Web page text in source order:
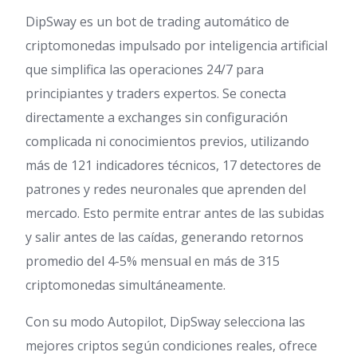
DipSway es un bot de trading automático de
criptomonedas impulsado por inteligencia artificial
que simplifica las operaciones 24/7 para
principiantes y traders expertos. Se conecta
directamente a exchanges sin configuración
complicada ni conocimientos previos, utilizando
más de 121 indicadores técnicos, 17 detectores de
patrones y redes neuronales que aprenden del
mercado. Esto permite entrar antes de las subidas
y salir antes de las caídas, generando retornos
promedio del 4-5% mensual en más de 315
criptomonedas simultáneamente.
Con su modo Autopilot, DipSway selecciona las
mejores criptos según condiciones reales, ofrece